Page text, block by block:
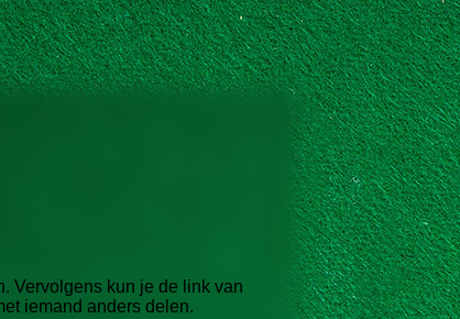
Vervolgens kun je de link van
iemand anders delen.